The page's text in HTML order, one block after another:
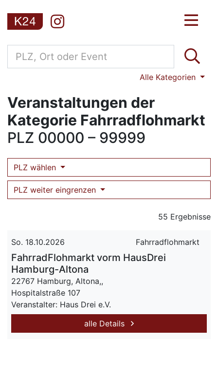
Alle Kategorien
Veranstaltungen der
Kategorie Fahrradflohmarkt
PLZ 00000 – 99999
PLZ wählen
PLZ weiter eingrenzen
55 Ergebnisse
So. 18.10.2026 Fahrradflohmarkt
FahrradFlohmarkt vorm HausDrei
Hamburg-Altona
22767 Hamburg, Altona,,
Hospitalstraße 107
Veranstalter: Haus Drei e.V.
alle Details